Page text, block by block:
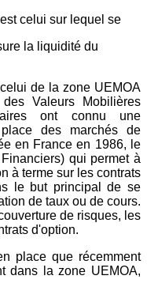
celui sur lequel se
la liquidité du
de la zone UEMOA
Valeurs Mobilières
ont connu une
des marchés de
en France en 1986, le
qui permet à
à terme sur les contrats
le but principal de se
de taux ou de cours.
de risques, les
d'option.
place que récemment
dans la zone UEMOA,